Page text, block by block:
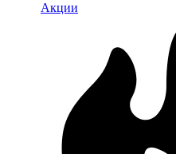
Акции